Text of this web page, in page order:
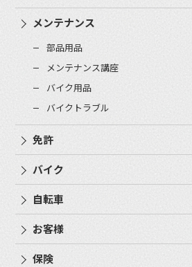
メンテナンス
部品用品
メンテナンス講座
バイク用品
バイクトラブル
免許
バイク
自転車
お客様
保険